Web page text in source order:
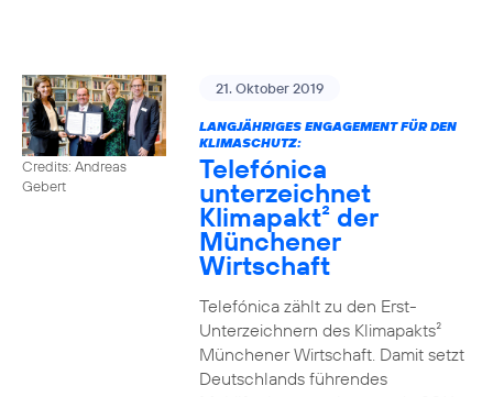
Credits: Andreas
Gebert
21. Oktober 2019
LANGJÄHRIGES ENGAGEMENT FÜR DEN
KLIMASCHUTZ:
Telefónica
unterzeichnet
Klimapakt² der
Münchener
Wirtschaft
Telefónica zählt zu den Erst-
Unterzeichnern des Klimapakts²
Münchener Wirtschaft. Damit setzt
Deutschlands führendes